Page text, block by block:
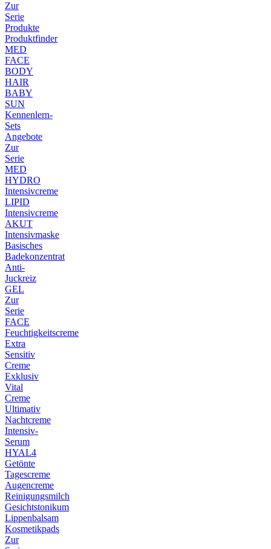
Zur
Serie
Produkte
Produktfinder
MED
FACE
BODY
HAIR
BABY
SUN
Kennenlern-
Sets
Angebote
Zur
Serie
MED
HYDRO
Intensivcreme
LIPID
Intensivcreme
AKUT
Intensivmaske
Basisches
Badekonzentrat
Anti-
Juckreiz
GEL
Zur
Serie
FACE
Feuchtigkeitscreme
Extra
Sensitiv
Creme
Exklusiv
Vital
Creme
Ultimativ
Nachtcreme
Intensiv-
Serum
HYAL4
Getönte
Tagescreme
Augencreme
Reinigungsmilch
Gesichtstonikum
Lippenbalsam
Kosmetikpads
Zur